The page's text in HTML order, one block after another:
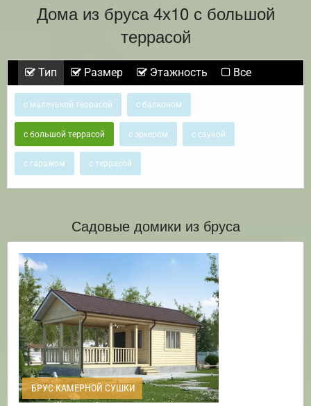
Дома из бруса 4х10 с большой
террасой
Тип Размер Этажность Все
с маленькой террасой с балконом
с большой террасой с эркером с сауной
с гаражом с террасой
Садовые домики из бруса
БРУС КАМЕРНОЙ СУШКИ